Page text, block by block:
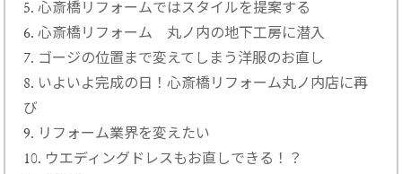
心斎橋リフォームではスタイルを提案する
心斎橋リフォーム 丸ノ内の地下工房に潜入
ゴージの位置まで変えてしまう洋服のお直し
いよいよ完成の日！心斎橋リフォーム丸ノ内店に再
び
リフォーム業界を変えたい
ウエディングドレスもお直しできる！？